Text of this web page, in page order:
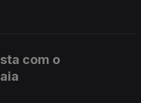
com o